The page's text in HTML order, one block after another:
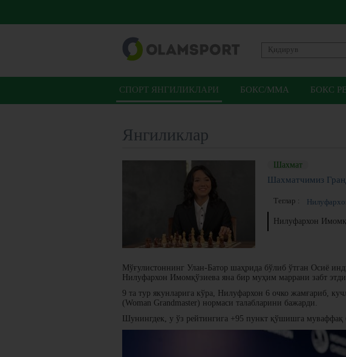
СПОРТ ЯНГИЛИКЛАРИ БОКС/ММА БОКС
Янгиликлар
Шахмат
Шахматчимиз
Теглар :
Нилуфархон
Мўғулистоннинг Улан-Батор шаҳрида бўлиб ўтган Осиё
Нилуфархон Имомқўзиева яна бир муҳим маррани забт
9 та тур якунларига кўра, Нилуфархон 6 очко жамғариб,
(Woman Grandmaster) нормаси талабларини бажарди.
Шунингдек, у ўз рейтингига +95 пункт қўшишга муваффақ